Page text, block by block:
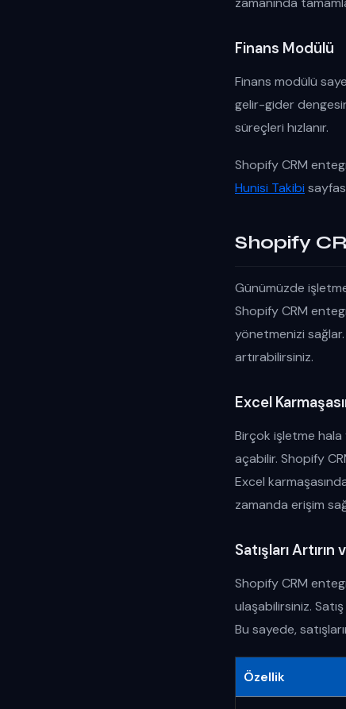
Finans Modülü
Finans modülü
gelir-gider
süreçleri hızlanır.
Shopify CRM
Hunisi Takibi
Shopify
Günümüzde
Shopify CRM
yönetmenizi sağlar.
artırabilirsiniz.
Excel
Birçok işletme
açabilir. Shopify
Excel
zamanda erişim
Satışları
Shopify CRM
ulaşabilirsiniz.
Bu sayede,
Özellik